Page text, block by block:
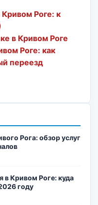
Роге: к
в Кривом Роге
Роге: как
переезд
Рога: обзор услуг
в Кривом Роге: куда
году